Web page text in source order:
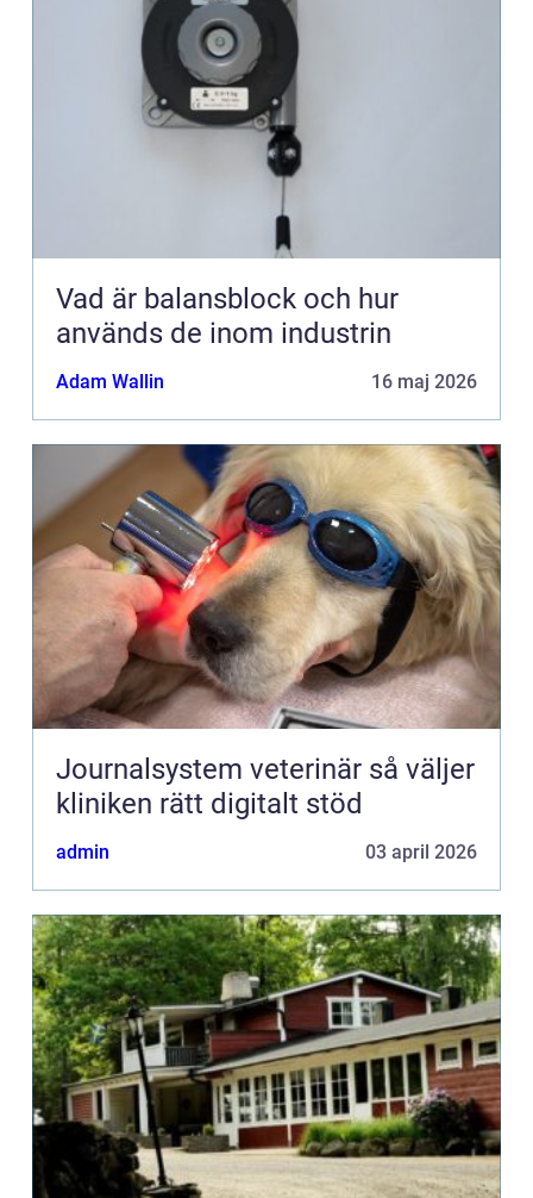
Vad är balansblock och hur
används de inom industrin
Adam Wallin 16 maj 2026
Journalsystem veterinär så väljer
kliniken rätt digitalt stöd
admin 03 april 2026